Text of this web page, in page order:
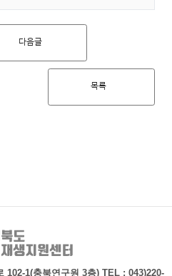
다음글
목록
102-1(충북연구원 3층) TEL : 043)220-